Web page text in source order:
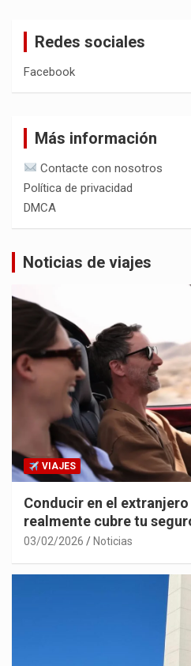
Redes sociales
Facebook
Más información
Contacte con nosotros
Política de privacidad
DMCA
Noticias de viajes
VIAJES
Conducir en el
realmente cubre tu
03/02/2026 Noticias